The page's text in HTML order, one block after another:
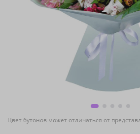
Цвет бутонов может отличаться от